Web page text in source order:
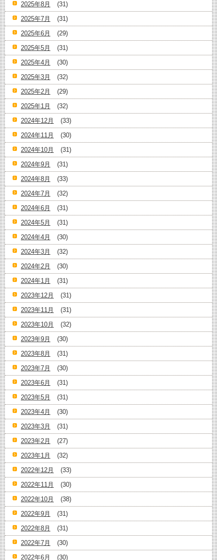
2025年8月
(31)
2025年7月
(31)
2025年6月
(29)
2025年5月
(31)
2025年4月
(30)
2025年3月
(32)
2025年2月
(29)
2025年1月
(32)
2024年12月
(33)
2024年11月
(30)
2024年10月
(31)
2024年9月
(31)
2024年8月
(33)
2024年7月
(32)
2024年6月
(31)
2024年5月
(31)
2024年4月
(30)
2024年3月
(32)
2024年2月
(30)
2024年1月
(31)
2023年12月
(31)
2023年11月
(31)
2023年10月
(32)
2023年9月
(30)
2023年8月
(31)
2023年7月
(30)
2023年6月
(31)
2023年5月
(31)
2023年4月
(30)
2023年3月
(31)
2023年2月
(27)
2023年1月
(32)
2022年12月
(33)
2022年11月
(30)
2022年10月
(38)
2022年9月
(31)
2022年8月
(31)
2022年7月
(30)
2022年6月
(30)